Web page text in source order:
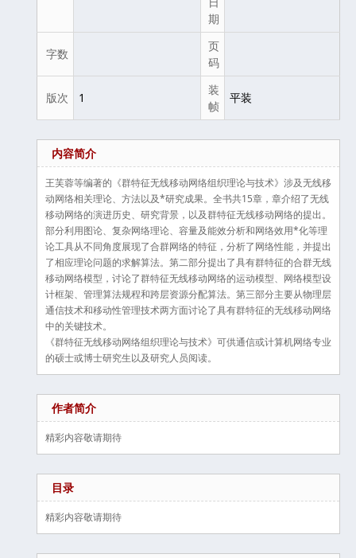
期
字数
页
码
版次 1
装
帧
平装
内容简介
王芙蓉等编著的《群特征无线移动网络组织理论与技术》涉及无线移
动网络相关理论、方法以及*研究成果。全书共15章，章介绍了无线
移动网络的演进历史、研究背景，以及群特征无线移动网络的提出。
部分利用图论、复杂网络理论、容量及能效分析和网络效用*化等理
论工具从不同角度展现了合群网络的特征，分析了网络性能，并提出
了相应理论问题的求解算法。第二部分提出了具有群特征的合群无线
移动网络模型，讨论了群特征无线移动网络的运动模型、网络模型设
计框架、管理算法规程和跨层资源分配算法。第三部分主要从物理层
通信技术和移动性管理技术两方面讨论了具有群特征的无线移动网络
中的关键技术。
《群特征无线移动网络组织理论与技术》可供通信或计算机网络专业
的硕士或博士研究生以及研究人员阅读。
作者简介
精彩内容敬请期待
目录
精彩内容敬请期待